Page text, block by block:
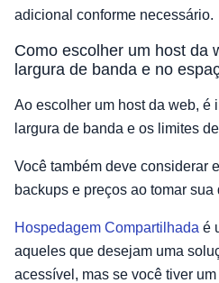
adicional conforme necessário.
Como escolher um host da
largura de banda e no
Ao escolher um host da web, é
largura de banda e os limites
Você também deve considerar
backups e preços ao tomar sua
Hospedagem Compartilhada é
aqueles que desejam uma
acessível, mas se você tiver